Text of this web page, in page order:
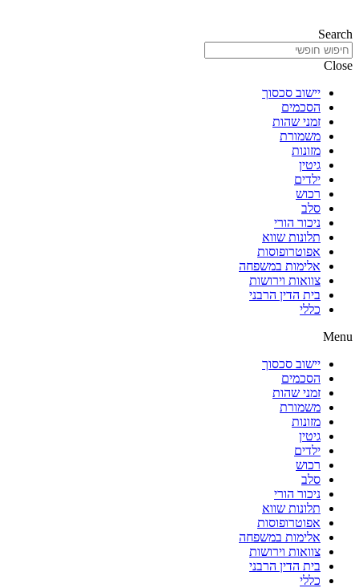
Search
Close
יישוב סכסוך
הסכמים
זמני שהות
משמורת
מזונות
גיטין
ילדים
רכוש
סלב
ניכור הורי
תלונות שווא
אפוטרופוסות
אלימות במשפחה
צוואות וירושות
בית הדין הרבני
כללי
Menu
יישוב סכסוך
הסכמים
זמני שהות
משמורת
מזונות
גיטין
ילדים
רכוש
סלב
ניכור הורי
תלונות שווא
אפוטרופוסות
אלימות במשפחה
צוואות וירושות
בית הדין הרבני
כללי